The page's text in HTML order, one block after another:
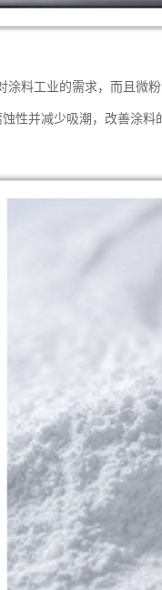
料工业的需求，而且微
性并减少吸潮，改善涂